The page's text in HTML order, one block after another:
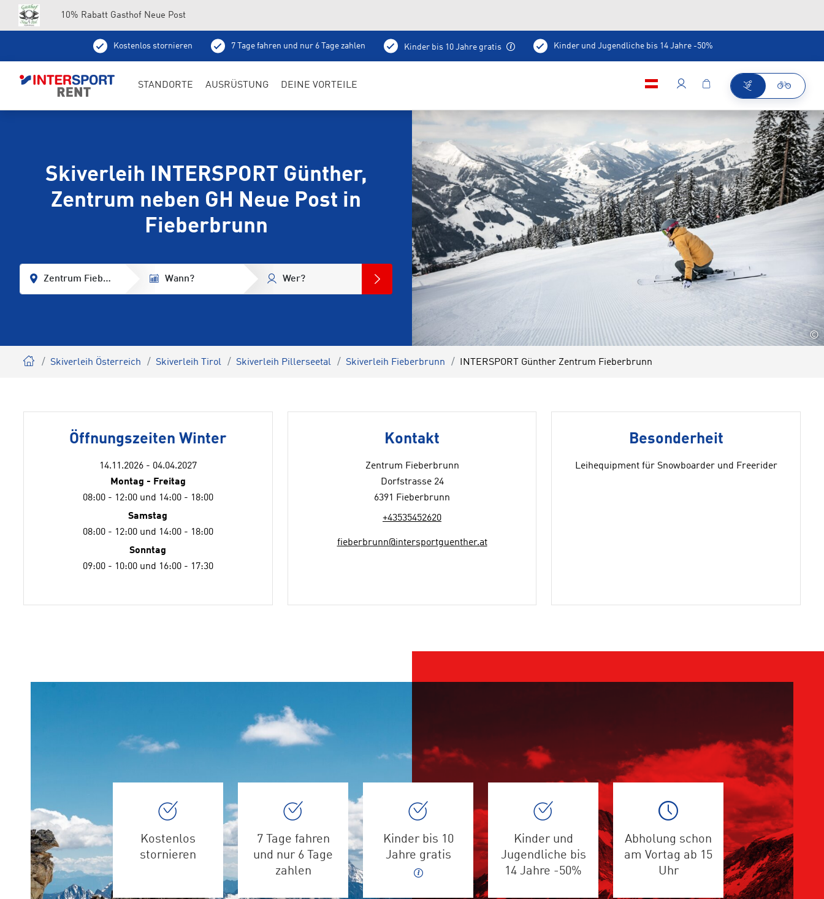
10% Rabatt Gasthof Neue Post
Kostenlos stornieren 7 Tage fahren und nur 6 Tage zahlen Kinder bis 10 Jahre gratis Kinder und Jugendliche bis 14 Jahre -50%
STANDORTE AUSRÜSTUNG DEINE VORTEILE
Skiverleih INTERSPORT Günther,
Zentrum neben GH Neue Post in
Fieberbrunn
Zentrum Fieberbrunn Wann? Wer?
©
Skiverleih Österreich Skiverleih Tirol Skiverleih Pillerseetal Skiverleih Fieberbrunn INTERSPORT Günther Zentrum Fieberbrunn
Öffnungszeiten Winter
14.11.2026 - 04.04.2027
Montag - Freitag
08:00 - 12:00 und 14:00 - 18:00
Samstag
08:00 - 12:00 und 14:00 - 18:00
Sonntag
09:00 - 10:00 und 16:00 - 17:30
Kontakt
Zentrum Fieberbrunn
Dorfstrasse 24
6391 Fieberbrunn
+43535452620
fieberbrunn@intersportguenther.at
Besonderheit
Leihequipment für Snowboarder und Freerider
Kostenlos
stornieren
7 Tage fahren
und nur 6 Tage
zahlen
Kinder bis 10
Jahre gratis
Kinder und
Jugendliche bis
14 Jahre -50%
Abholung schon
am Vortag ab 15
Uhr